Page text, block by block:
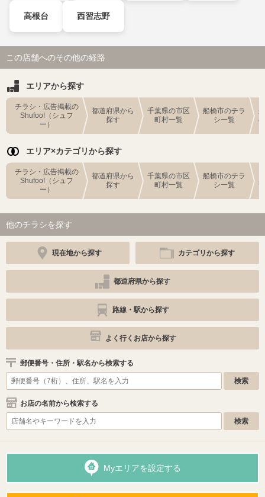
高根台 西習志野
この店舗へのその他の経路
エリアから探す
チラシ・広告掲載の
Shufoo!（シュフ
ー）
都道府県から
探す
千葉県の市区
町村一覧
船橋市のチラ
シ一覧
エリア×カテゴリから探す
チラシ・広告掲載の
Shufoo!（シュフ
ー）
都道府県から
探す
千葉県の市区
町村一覧
船橋市のチラ
シ一覧
他のチラシを探す
現在地から探す カテゴリから探す
都道府県から探す
路線・駅から探す
よく行くお店から探す
郵便番号・住所・駅名から検索する
お店の名前から検索する
Myエリアを設定する